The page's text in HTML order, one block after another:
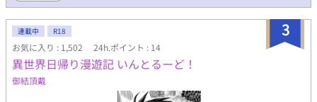
3
連載中 R18
お気に入り : 1,502 24h.ポイント : 14
異世界日帰り漫遊記 いんとるーど！
御結頂戴